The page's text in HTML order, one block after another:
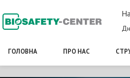
ГОЛОВНА ПРО НАС